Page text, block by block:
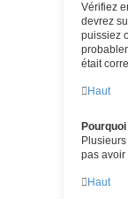
Vérifiez
devrez
puissiez
était
Haut
pas avoir
Haut